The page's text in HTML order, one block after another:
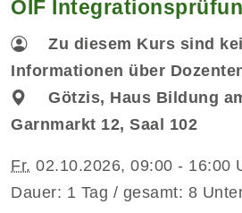
ÖIF
Zu diesem Kurs sind
Informationen über
Götzis, Haus Bildung
Garnmarkt 12, Saal 102
Fr. 02.10.2026, 09:00 - 16:00
Dauer: 1 Tag / gesamt: 8